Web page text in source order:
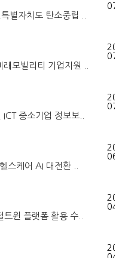
별자치도 탄소중립 ..
모빌리티 기업지원 ..
중소기업 정보보..
스케어 AI 대전환 ..
윈 플랫폼 활용 수..